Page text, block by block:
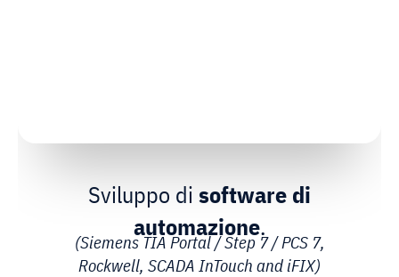
Sviluppo di software di
automazione.
(Siemens TIA Portal / Step 7 / PCS 7,
Rockwell, SCADA InTouch and iFIX)